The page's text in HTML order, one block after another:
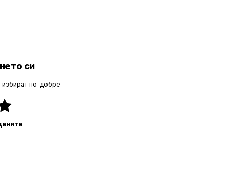
си
избират по-добре